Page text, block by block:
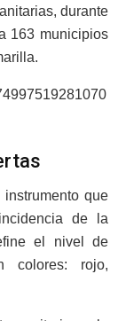
durante
163 municipios
que
de la
el nivel de
colores: rojo,